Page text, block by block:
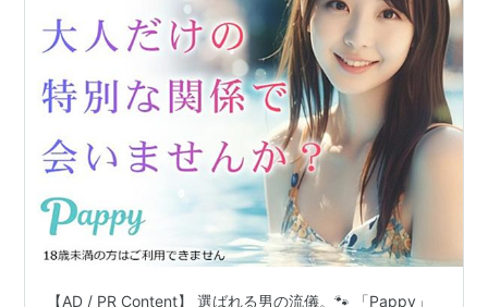
【AD / PR Content】 選ばれる男の流儀。🐾 「Pappy」